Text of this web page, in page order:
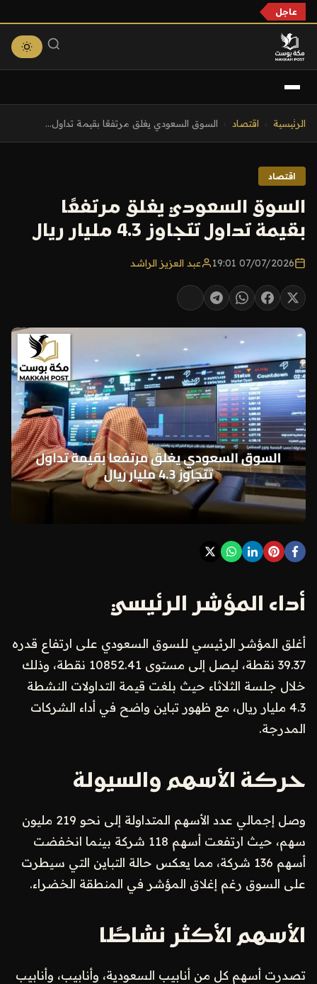
عاجل
الرئيسية اقتصاد السوق السعودي يغلق مرتفعًا بقيمة تداول...
اقتصاد
السوق السعودي يغلق مرتفعًا
بقيمة تداول تتجاوز 4.3 مليار ريال
07/07/2026 19:01 عبد العزيز الراشد
أداء المؤشر الرئيسي
أغلق المؤشر الرئيسي للسوق السعودي على ارتفاع قدره
39.37 نقطة، ليصل إلى مستوى 10852.41 نقطة، وذلك
خلال جلسة الثلاثاء حيث بلغت قيمة التداولات النشطة
4.3 مليار ريال، مع ظهور تباين واضح في أداء الشركات
المدرجة.
حركة الأسهم والسيولة
وصل إجمالي عدد الأسهم المتداولة إلى نحو 219 مليون
سهم، حيث ارتفعت أسهم 118 شركة بينما انخفضت
أسهم 136 شركة، مما يعكس حالة التباين التي سيطرت
على السوق رغم إغلاق المؤشر في المنطقة الخضراء.
الأسهم الأكثر نشاطًا
تصدرت أسهم كل من أنابيب السعودية، وأنابيب، وأنابيب